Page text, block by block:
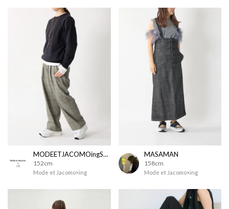
MODEETJACOMOingSTAFF
152cm
Mode et Jacomo×ing
MASAMAN
158cm
Mode et Jacomo×ing